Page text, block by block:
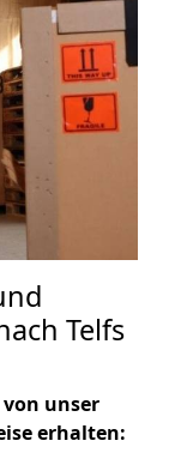
Telfs
unser
erhalten: